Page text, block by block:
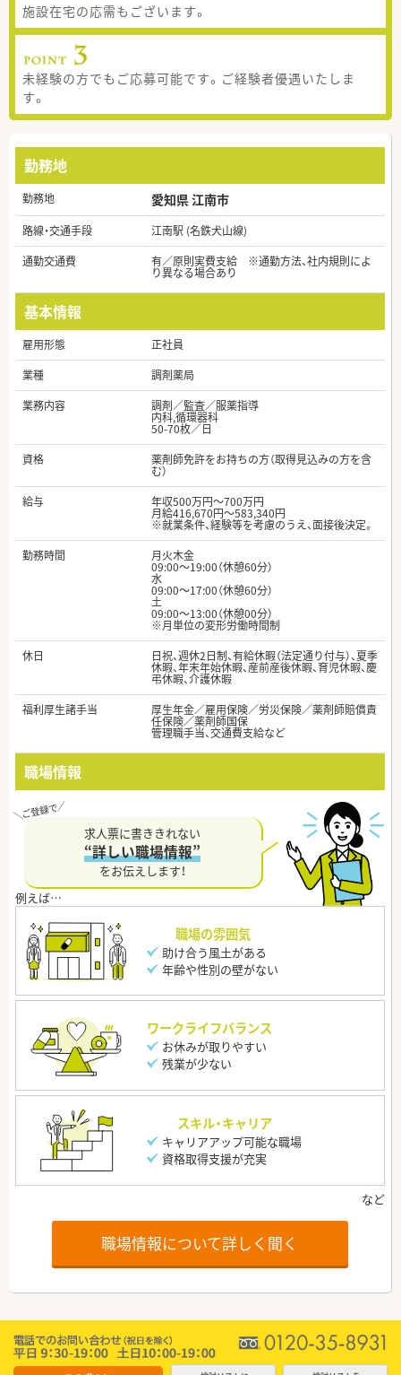
施設在宅の応需もございます。
未経験の方でもご応募可能です。ご経験者優遇いたしま
す。
勤務地
勤務地 愛知県 江南市
路線・交通手段
江南駅 (名鉄犬山線)
通勤交通費
有／原則実費支給 ※通勤方法、社内規則によ
り異なる場合あり
基本情報
雇用形態
正社員
業種
調剤薬局
業務内容
調剤／監査／服薬指導
内科,循環器科
50-70枚／日
資格
薬剤師免許をお持ちの方（取得見込みの方を含
む）
給与
年収500万円～700万円
月給416,670円～583,340円
※就業条件、経験等を考慮のうえ、面接後決定。
勤務時間
月火木金
09:00～19:00（休憩60分）
水
09:00～17:00（休憩60分）
土
09:00～13:00（休憩00分）
※月単位の変形労働時間制
休日
日祝、週休2日制、有給休暇（法定通り付与）、夏季
休暇、年末年始休暇、産前産後休暇、育児休暇、慶
弔休暇、介護休暇
福利厚生諸手当
厚生年金／雇用保険／労災保険／薬剤師賠償責
任保険／薬剤師国保
管理職手当、交通費支給など
職場情報
求人票に書ききれない
“詳しい職場情報”
をお伝えします！
職場の雰囲気
助け合う風土がある
年齢や性別の壁がない
ワークライフバランス
お休みが取りやすい
残業が少ない
スキル・キャリア
キャリアアップ可能な職場
資格取得支援が充実
職場情報について詳しく聞く